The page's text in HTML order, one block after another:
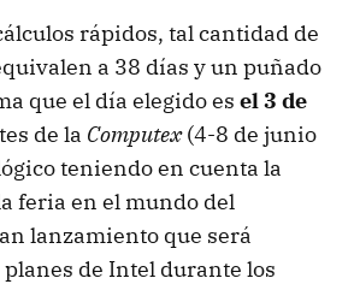
rápidos, tal cantidad de
a 38 días y un puñado
que el día elegido es el 3 de
de la Computex(4-8 de junio
teniendo en cuenta la
feria en el mundo del
lanzamiento que será
de Intel durante los